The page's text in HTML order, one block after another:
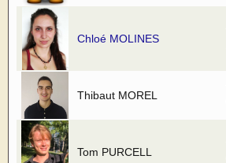
Chloé MOLINES
Thibaut MOREL
Tom PURCELL